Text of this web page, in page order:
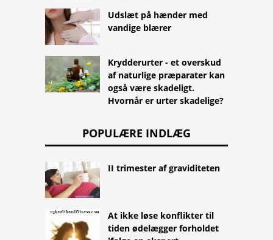
Udslæt på hænder med
vandige blærer
Krydderurter - et overskud
af naturlige præparater kan
også være skadeligt.
Hvornår er urter skadelige?
POPULÆRE INDLÆG
II trimester af graviditeten
At ikke løse konflikter til
tiden ødelægger forholdet